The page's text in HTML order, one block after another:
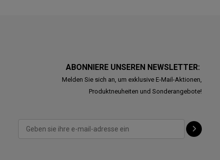
ABONNIERE UNSEREN NEWSLETTER:
Melden Sie sich an, um exklusive E-Mail-Aktionen,
Produktneuheiten und Sonderangebote!